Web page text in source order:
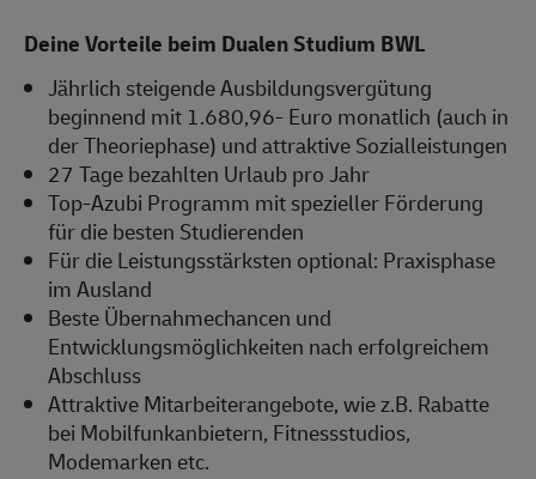
Deine Vorteile beim Dualen Studium BWL
Jährlich steigende Ausbildungsvergütung
beginnend mit 1.680,96- Euro monatlich (auch in
der Theoriephase) und attraktive Sozialleistungen
27 Tage bezahlten Urlaub pro Jahr
Top-Azubi Programm mit spezieller Förderung
für die besten Studierenden
Für die Leistungsstärksten optional: Praxisphase
im Ausland
Beste Übernahmechancen und
Entwicklungsmöglichkeiten nach erfolgreichem
Abschluss
Attraktive Mitarbeiterangebote, wie z.B. Rabatte
bei Mobilfunkanbietern, Fitnessstudios,
Modemarken etc.